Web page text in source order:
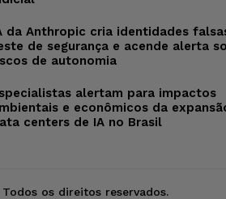
da Anthropic cria identidades
de segurança e acende alerta
de autonomia
alertam para impactos
e econômicos da
centers de IA no Brasil
os direitos reservados.